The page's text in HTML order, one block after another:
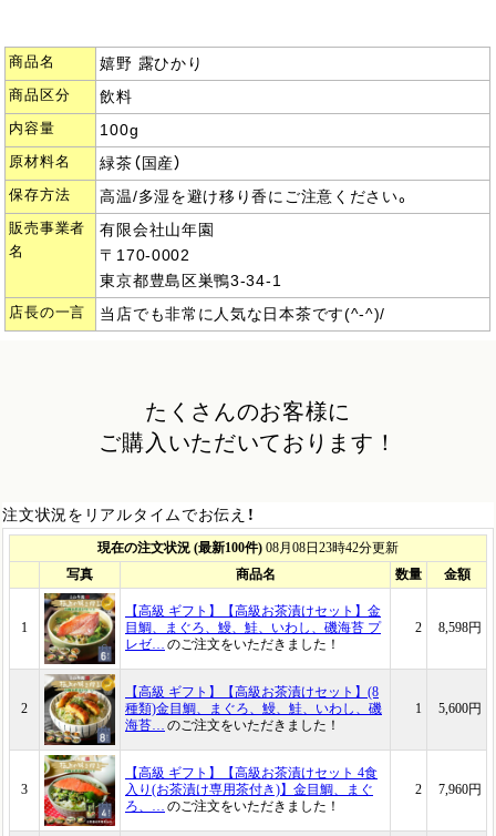
商品名 嬉野 露ひかり
商品区分 飲料
内容量 100g
原材料名 緑茶（国産）
保存方法 高温/多湿を避け移り香にご注意ください。
販売事業者
名
有限会社山年園
〒170-0002
東京都豊島区巣鴨3-34-1
店長の一言 当店でも非常に人気な日本茶です(^-^)/
たくさんのお客様に
ご購入いただいております！
注文状況をリアルタイムでお伝え！